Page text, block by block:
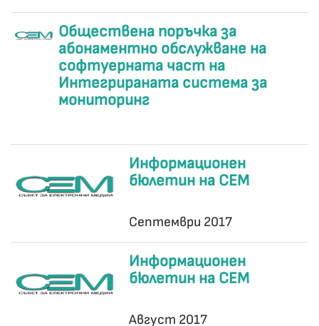
Oбществена поръчка за
абонаментно обслужване на
софтуерната част на
Интегрираната система за
мониторинг
Информационен
бюлетин на СЕМ
Септември 2017
Информационен
бюлетин на СЕМ
Август 2017